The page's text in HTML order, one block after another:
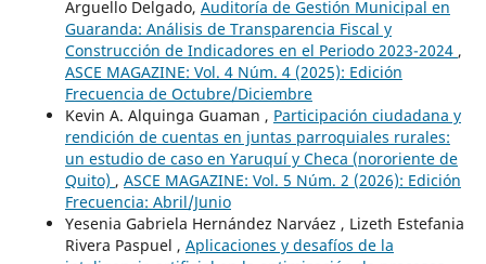
Arguello Delgado, Auditoría de Gestión Municipal en
Guaranda: Análisis de Transparencia Fiscal y
Construcción de Indicadores en el Periodo 2023-2024 ,
ASCE MAGAZINE: Vol. 4 Núm. 4 (2025): Edición
Frecuencia de Octubre/Diciembre
Kevin A. Alquinga Guaman , Participación ciudadana y
rendición de cuentas en juntas parroquiales rurales:
un estudio de caso en Yaruquí y Checa (nororiente de
Quito) , ASCE MAGAZINE: Vol. 5 Núm. 2 (2026): Edición
Frecuencia: Abril/Junio
Yesenia Gabriela Hernández Narváez , Lizeth Estefania
Rivera Paspuel , Aplicaciones y desafíos de la